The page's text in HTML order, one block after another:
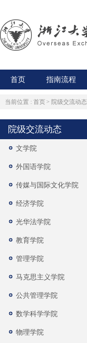
首页 指南流程
当前位置 : 首页 > 院级交流动态
院级交流动态
文学院
外国语学院
传媒与国际文化学院
经济学院
光华法学院
教育学院
管理学院
马克思主义学院
公共管理学院
数学科学学院
物理学院